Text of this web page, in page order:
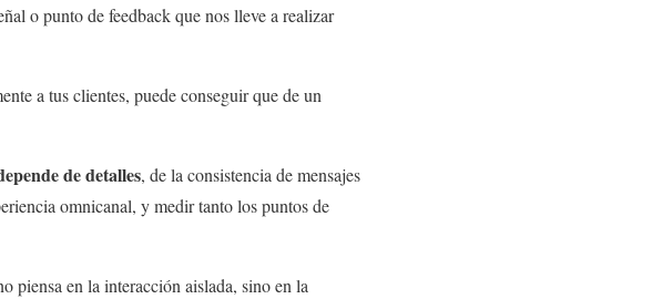
o punto de feedback que nos lleve a realizar
a tus clientes, puede conseguir que de un
de detalles, de la consistencia de mensajes
omnicanal, y medir tanto los puntos de
piensa en la interacción aislada, sino en la